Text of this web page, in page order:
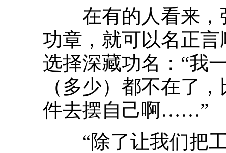
在有的人看来，
功章，就可以名正
选择深藏功名：“我
（多少）都不在了
件去摆自己啊……”
“除了让我们把工